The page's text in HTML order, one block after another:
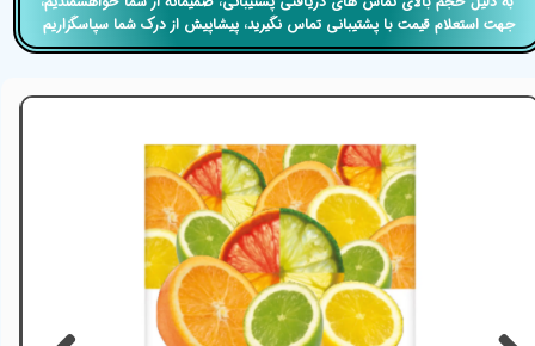
جهت استعلام قیمت با پشتیبانی تماس نگیرید، پیشاپیش از درک شما سپاسگزاریم